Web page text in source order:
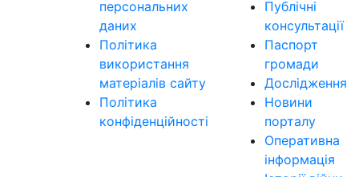
персональних
даних
Політика
використання
матеріалів сайту
Політика
конфіденційності
Публічні
консультації
Паспорт
громади
Дослідження
Новини
порталу
Оперативна
інформація